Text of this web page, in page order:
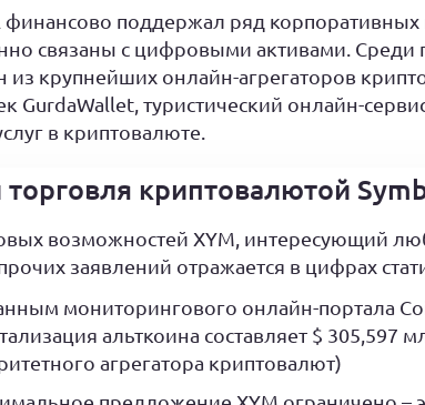
финансово поддержал ряд корпоративных
связаны с цифровыми активами. Среди
из крупнейших онлайн-агрегаторов
GurdaWallet, туристический онлайн-
в криптовалюте.
торговля криптовалютой
возможностей XYM, интересующий
заявлений отражается в цифрах
мониторингового онлайн-портала
альткоина составляет $ 305,597
агрегатора криптовалют)